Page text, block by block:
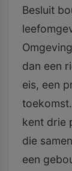
Besluit
dan een
eis, een
kent drie
die
een